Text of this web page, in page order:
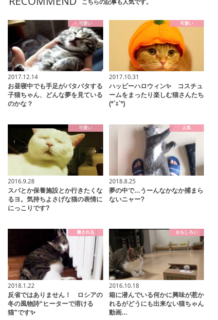
こちらの記事も人気です。
可愛い
2017.12.14
お昼寝中でも手足がパタパタする
子猫ちゃん、どんな夢を見ている
のかな？
可愛い
2017.10.31
ハッピーハロウィン✨ コスチュ
ームをまったり楽しむ猫さんたち
(*´ｪ`*)
可愛い
2016.9.28
スパとか保養施設とか行きたくな
るヨ。気持ちよさげな猫の表情に
にっこりです?
人気
2018.8.25
夢の中で...うーんなかなか捕まら
ないニャー?
癒される
2018.1.22
反省ではありません！ ロシアの
冬の風物詩“ヒーターで溶ける
猫”です✨
おもしろい
2016.10.18
箱に潜んでいる何かに興味が惹か
れるがどうにも出来ない猫ちゃん
動画...